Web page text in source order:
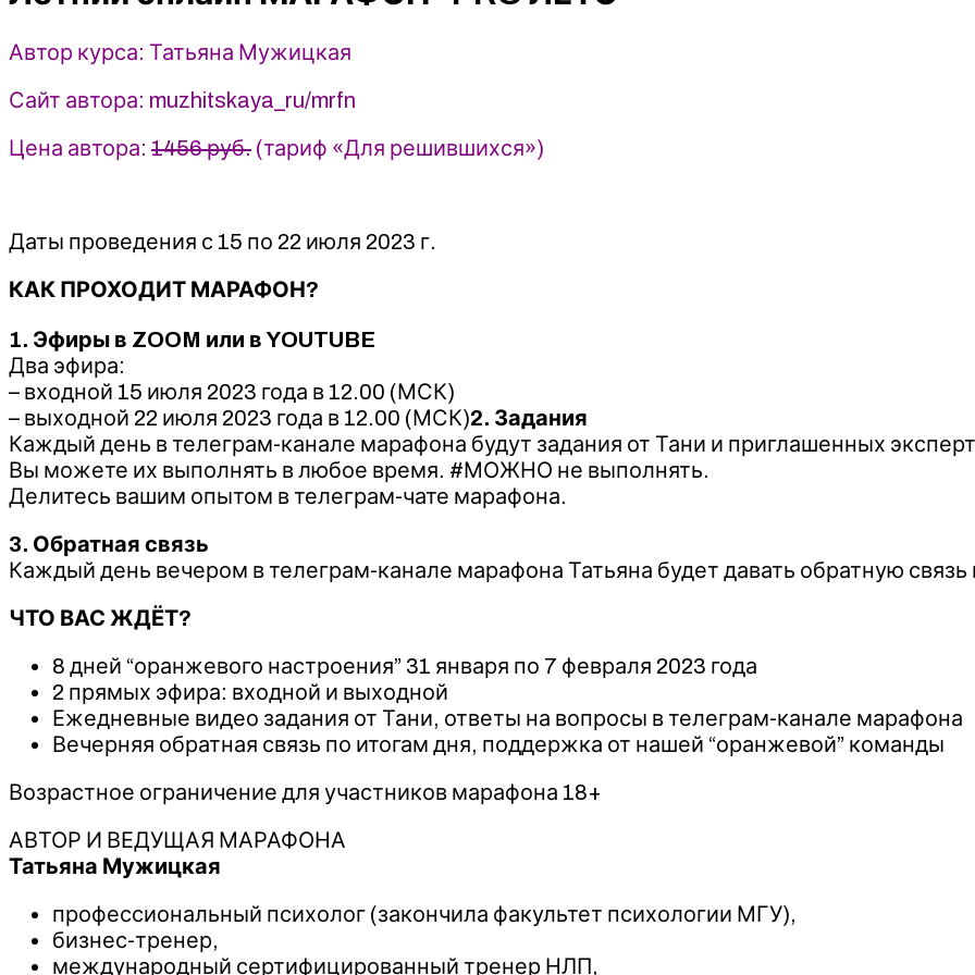
Татьяна
Автор курса: Татьяна Мужицкая
Сайт автора: muzhitskaya_ru/mrfn
Цена автора: 1456 руб. (тариф «Для решившихся»)
Даты проведения с 15 по 22 июля 2023 г.
КАК ПРОХОДИТ МАРАФОН?
1. Эфиры в ZOOM или в YOUTUBE
Два эфира:
– входной 15 июля 2023 года в 12.00 (МСК)
– выходной 22 июля 2023 года в 12.00 (МСК)2. Задания
Каждый день в телеграм-канале марафона будут задания от Тани и приглашенных
Вы можете их выполнять в любое время. #МОЖНО не выполнять.
Делитесь вашим опытом в телеграм-чате марафона.
3. Обратная связь
Каждый день вечером в телеграм-канале марафона Татьяна будет давать обратную
ЧТО ВАС ЖДЁТ?
8 дней “оранжевого настроения” 31 января по 7 февраля 2023 года​
2 прямых эфира: входной и выходной​
Ежедневные видео задания от Тани, ответы на вопросы в телеграм-канале марафона​
Вечерняя обратная связь по итогам дня, поддержка от нашей “оранжевой” команды​
​Возрастное ограничение для участников марафона 18+
АВТОР И ВЕДУЩАЯ МАРАФОНА​
Татьяна Мужицкая
профессиональный психолог (закончила факультет психологии МГУ),​
бизнес-тренер,​
международный сертифицированный тренер НЛП,​